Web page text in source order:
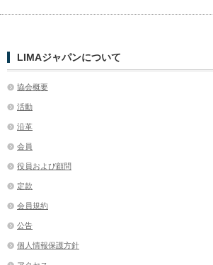
LIMAジャパンについて
協会概要
活動
沿革
会員
役員および顧問
定款
会員規約
公告
個人情報保護方針